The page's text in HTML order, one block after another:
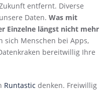
entfernt. Diverse
Daten. Was mit
Einzelne längst nicht mehr
sich Menschen bei Apps,
bereitwillig Ihre
Runtastic denken. Freiwillig